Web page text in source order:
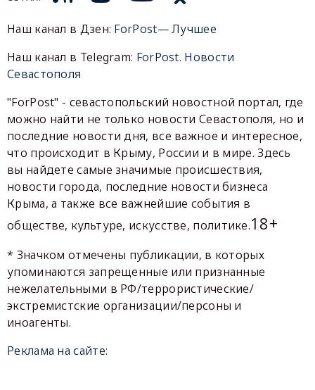
Наш канал в Дзен: ForPost— Лучшее
Наш канал в Telegram: ForPost. Новости
Севастополя
"ForPost" - севастопольский новостной портал, где
можно найти не только новости Севастополя, но и
последние новости дня, все важное и интересное,
что происходит в Крыму, России и в мире. Здесь
вы найдете самые значимые происшествия,
новости города, последние новости бизнеса
Крыма, а также все важнейшие события в
обществе, культуре, искусстве, политике.18+
* Значком отмечены публикации, в которых
упоминаются запрещенные или признанные
нежелательными в РФ/террористические/
экстремистские организации/персоны и
иноагенты.
Реклама на сайте: